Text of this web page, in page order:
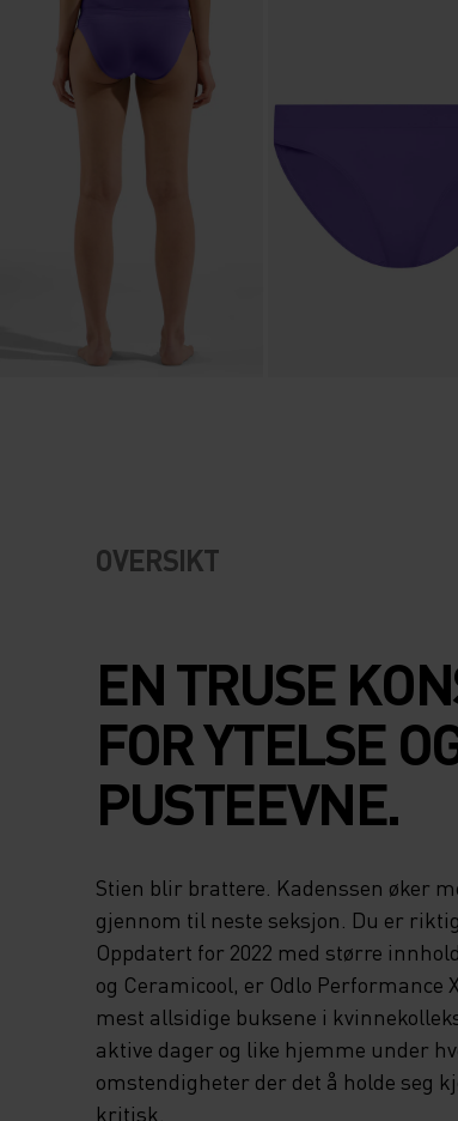
OVERSIKT
EN TRUSE
FOR YTELSE
PUSTEEVNE.
Stien blir brattere. Kadenssen øker
gjennom til neste seksjon. Du er
Oppdatert for 2022 med større
og Ceramicool, er Odlo Performance
mest allsidige buksene i
aktive dager og like hjemme under
omstendigheter der det å holde seg
kritisk.